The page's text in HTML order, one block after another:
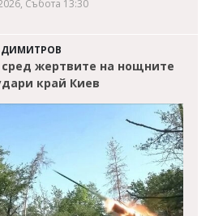
Събота 13:30
ДИМИТРОВ
жертвите на нощните
край Киев